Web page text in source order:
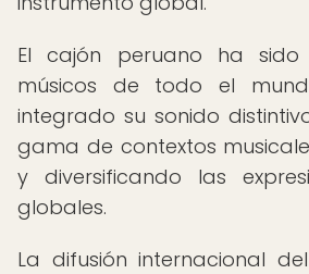
El cajón peruano ha
músicos de todo el
integrado su sonido
gama de contextos
y diversificando las
globales.
La difusión internacional